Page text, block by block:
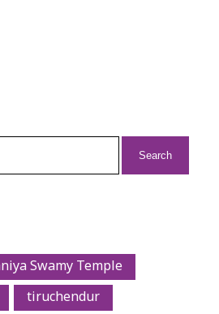
Swamy Temple
tiruchendur